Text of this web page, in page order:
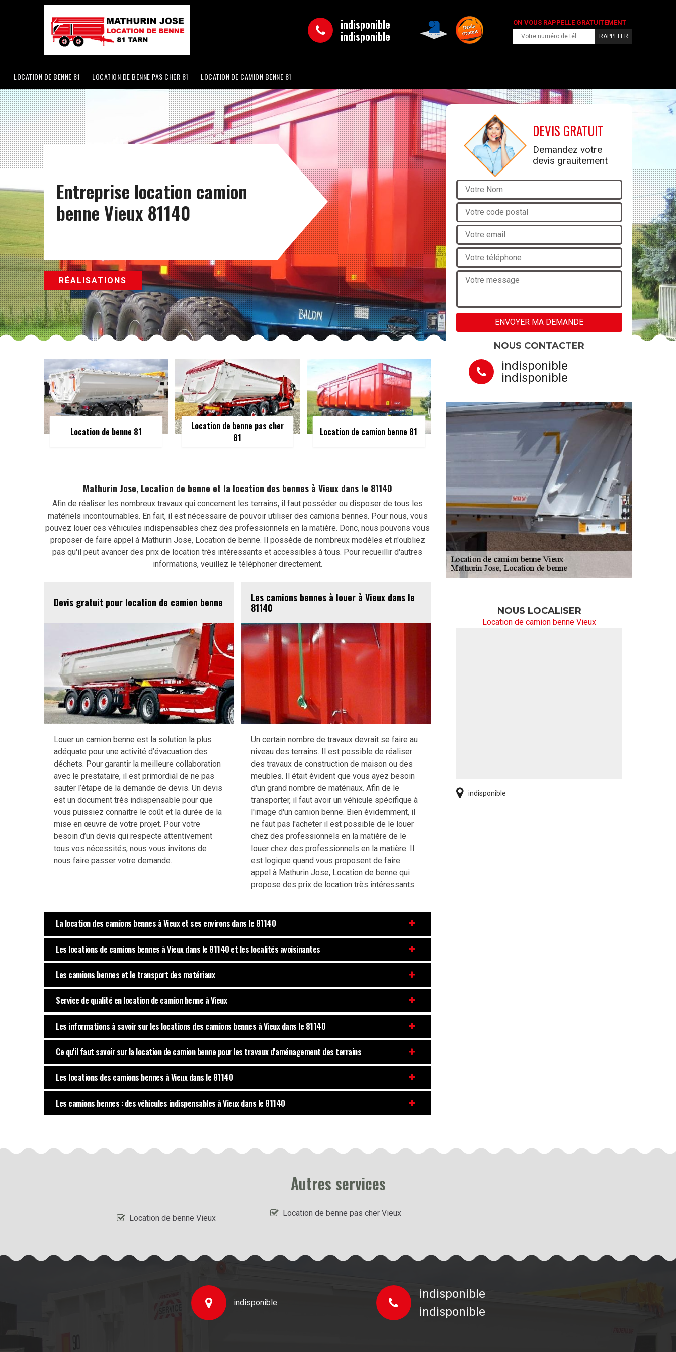
indisponible
indisponible
ON VOUS RAPPELLE GRATUITEMENT
LOCATION DE BENNE 81 LOCATION DE BENNE PAS CHER 81 LOCATION DE CAMION BENNE 81
Entreprise location camion
benne Vieux 81140
RÉALISATIONS
Location de benne 81
Location de benne pas cher
81
Location de camion benne 81
Mathurin Jose, Location de benne et la location des bennes à Vieux dans le 81140
Afin de réaliser les nombreux travaux qui concernent les terrains, il faut posséder ou disposer de tous les
matériels incontournables. En fait, il est nécessaire de pouvoir utiliser des camions bennes. Pour nous, vous
pouvez louer ces véhicules indispensables chez des professionnels en la matière. Donc, nous pouvons vous
proposer de faire appel à Mathurin Jose, Location de benne. Il possède de nombreux modèles et n'oubliez
pas qu'il peut avancer des prix de location très intéressants et accessibles à tous. Pour recueillir d'autres
informations, veuillez le téléphoner directement.
Devis gratuit pour location de camion benne
Louer un camion benne est la solution la plus
adéquate pour une activité d’évacuation des
déchets. Pour garantir la meilleure collaboration
avec le prestataire, il est primordial de ne pas
sauter l’étape de la demande de devis. Un devis
est un document très indispensable pour que
vous puissiez connaitre le coût et la durée de la
mise en œuvre de votre projet. Pour votre
besoin d’un devis qui respecte attentivement
tous vos nécessités, nous vous invitons de
nous faire passer votre demande.
Les camions bennes à louer à Vieux dans le
81140
Un certain nombre de travaux devrait se faire au
niveau des terrains. Il est possible de réaliser
des travaux de construction de maison ou des
meubles. Il était évident que vous ayez besoin
d'un grand nombre de matériaux. Afin de le
transporter, il faut avoir un véhicule spécifique à
l'image d'un camion benne. Bien évidemment, il
ne faut pas l'acheter il est possible de le louer
chez des professionnels en la matière de le
louer chez des professionnels en la matière. Il
est logique quand vous proposent de faire
appel à Mathurin Jose, Location de benne qui
propose des prix de location très intéressants.
La location des camions bennes à Vieux et ses environs dans le 81140
Les locations de camions bennes à Vieux dans le 81140 et les localités avoisinantes
Les camions bennes et le transport des matériaux
Service de qualité en location de camion benne à Vieux
Les informations à savoir sur les locations des camions bennes à Vieux dans le 81140
Ce qu'il faut savoir sur la location de camion benne pour les travaux d'aménagement des terrains
Les locations des camions bennes à Vieux dans le 81140
Les camions bennes : des véhicules indispensables à Vieux dans le 81140
DEVIS GRATUIT
Demandez votre
devis grauitement
NOUS CONTACTER
indisponible
indisponible
NOUS LOCALISER
Location de camion benne Vieux
indisponible
Autres services
Location de benne Vieux
Location de benne pas cher Vieux
indisponible
indisponible
indisponible